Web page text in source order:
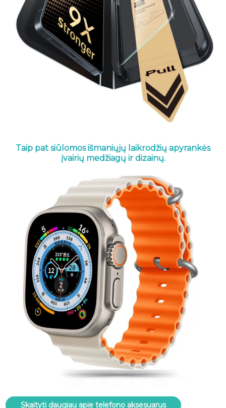
Taip pat siūlomos išmaniųjų laikrodžių apyrankės
įvairių medžiagų ir dizainų.
Skaityti daugiau apie telefono aksesuarus